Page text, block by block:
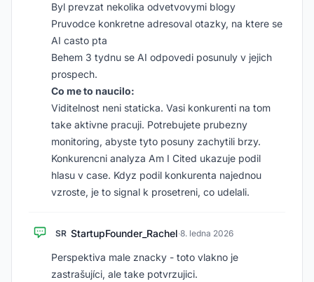
Byl prevzat nekolika odvetvovymi blogy
Pruvodce konkretne adresoval otazky, na ktere se
AI casto pta
Behem 3 tydnu se AI odpovedi posunuly v jejich
prospech.
Co me to naucilo:
Viditelnost neni staticka. Vasi konkurenti na tom
take aktivne pracuji. Potrebujete prubezny
monitoring, abyste tyto posuny zachytili brzy.
Konkurencni analyza Am I Cited ukazuje podil
hlasu v case. Kdyz podil konkurenta najednou
vzroste, je to signal k prosetreni, co udelali.
SR StartupFounder_Rachel·8. ledna 2026
Perspektiva male znacky - toto vlakno je
zastrašujíci, ale take potvrzujici.